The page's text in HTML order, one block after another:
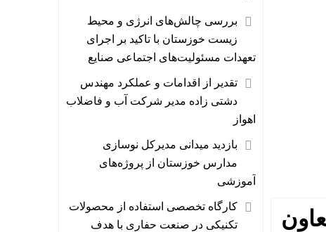
بررسی چالش‌های انرژی و محیط
زیست خوزستان با تاکید بر اجرای
تعهدات مسئولیت‌های اجتماعی صنایع
تقدیر از اقدامات و عملکرد مهندس
دشتی زاده مدیر شرکت آب و فاضلاب
اهواز
بازدید میدانی مدیرکل نوسازی
مدارس خوزستان از پروژه‌های
آموزشی
کارگاه تخصصی استفاده از محصولات
تکنیکی در صنعت حفاری با هدف